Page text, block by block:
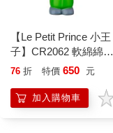
【Le Petit Prince 小王
子】CR2062 軟綿綿的
小王子紓壓捏捏公仔
76 折 特價 650 元
加入購物車